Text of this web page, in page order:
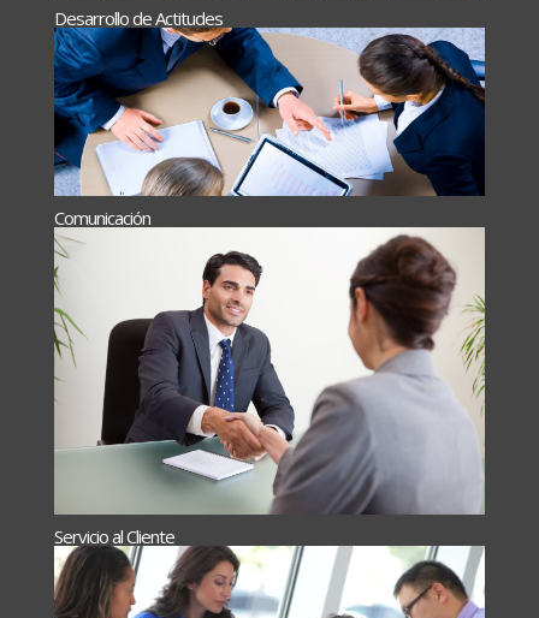
Desarrollo de Actitudes
Comunicación
Servicio al Cliente